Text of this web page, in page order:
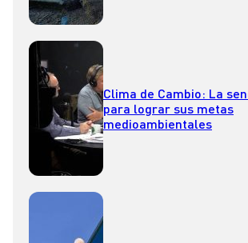
Clima de Cambio: La
para lograr sus metas
medioambientales